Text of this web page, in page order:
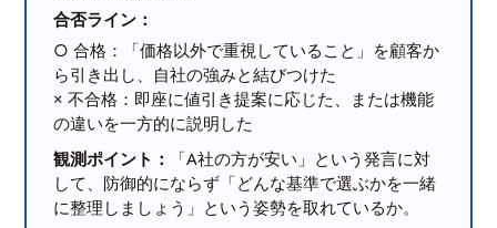
合否ライン：
○ 合格：「価格以外で重視していること」を顧客か
ら引き出し、自社の強みと結びつけた
× 不合格：即座に値引き提案に応じた、または機能
の違いを一方的に説明した
観測ポイント：
「A社の方が安い」という発言に対
して、防御的にならず「どんな基準で選ぶかを一緒
に整理しましょう」という姿勢を取れているか。